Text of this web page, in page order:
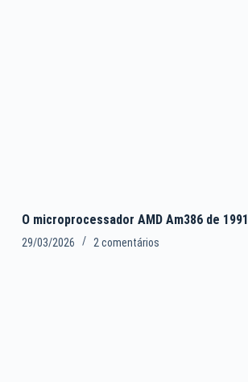
O microprocessador AMD Am386 de 1991
29/03/2026 2 comentários